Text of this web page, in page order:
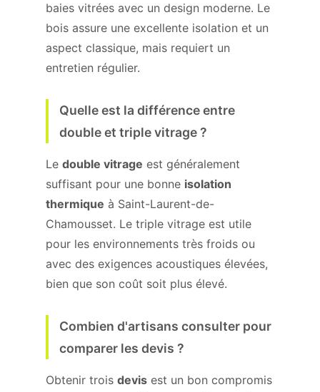
baies vitrées avec un design moderne. Le
bois assure une excellente isolation et un
aspect classique, mais requiert un
entretien régulier.
Quelle est la différence entre
double et triple vitrage ?
Le double vitrage est généralement
suffisant pour une bonne isolation
thermique à Saint-Laurent-de-
Chamousset. Le triple vitrage est utile
pour les environnements très froids ou
avec des exigences acoustiques élevées,
bien que son coût soit plus élevé.
Combien d'artisans consulter pour
comparer les devis ?
Obtenir trois devis est un bon compromis